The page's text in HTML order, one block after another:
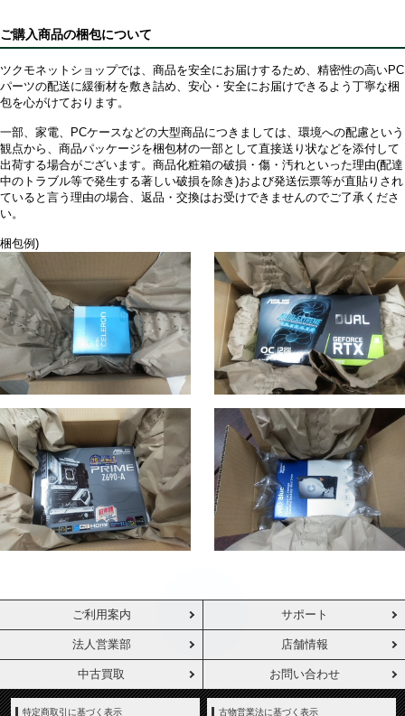
ご購入商品の梱包について
ツクモネットショップでは、商品を安全にお届けするため、精密性の高いPC
パーツの配送に緩衝材を敷き詰め、安心・安全にお届けできるよう丁寧な梱
包を心がけております。
一部、家電、PCケースなどの大型商品につきましては、環境への配慮という
観点から、商品パッケージを梱包材の一部として直接送り状などを添付して
出荷する場合がございます。商品化粧箱の破損・傷・汚れといった理由(配達
中のトラブル等で発生する著しい破損を除き)および発送伝票等が直貼りされ
ていると言う理由の場合、返品・交換はお受けできませんのでご了承くださ
い。
梱包例)
ご利用案内 サポート
法人営業部 店舗情報
中古買取 お問い合わせ
特定商取引に基づく表示 古物営業法に基づく表示